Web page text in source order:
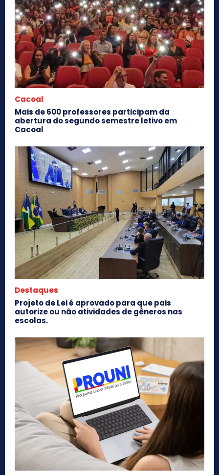
Cacoal
Mais de 600 professores participam da
abertura do segundo semestre letivo em
Cacoal
Destaques
Projeto de Lei é aprovado para que pais
autorize ou não atividades de gêneros nas
escolas.